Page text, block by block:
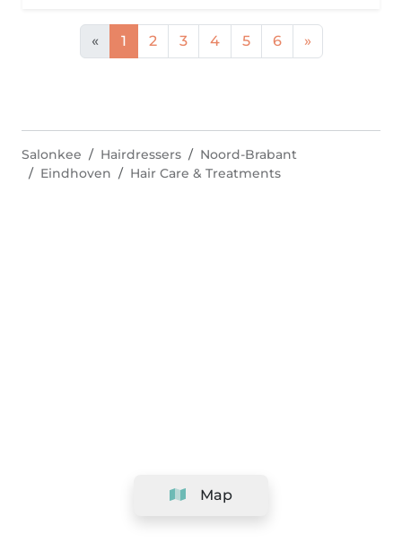
« 1 2 3 4 5 6 »
Map
Salonkee Hairdressers
Noord-Brabant
Eindhoven
Hair Care & Treatments